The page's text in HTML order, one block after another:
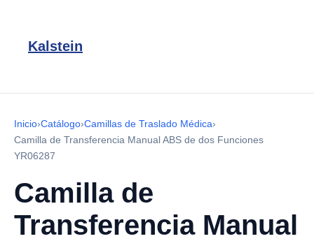
Kalstein
Inicio›Catálogo›Camillas de Traslado Médica›
Camilla de Transferencia Manual ABS de dos Funciones
YR06287
Camilla de
Transferencia Manual